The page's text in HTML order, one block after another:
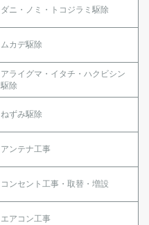
ダニ・ノミ・トコジラミ駆除
ムカデ駆除
アライグマ・イタチ・ハクビシン
駆除
ねずみ駆除
アンテナ工事
コンセント工事・取替・増設
エアコン工事